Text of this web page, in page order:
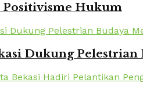
Positivisme Hukum
Dukung